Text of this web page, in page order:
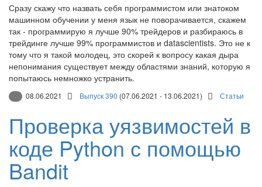
Сразу скажу что назвать себя программистом или знатоком
машинном обучении у меня язык не поворачивается, скажем
так - программирую я лучше 90% трейдеров и разбираюсь в
трейдинге лучше 99% программистов и datascientists. Это не к
тому что я такой молодец, это скорей к вопросу какая дыра
непонимания существует между областями знаний, которую я
попытаюсь немножко устранить.
08.06.2021 Выпуск 390 (07.06.2021 - 13.06.2021) Статьи
Проверка уязвимостей в
коде Python с помощью
Bandit